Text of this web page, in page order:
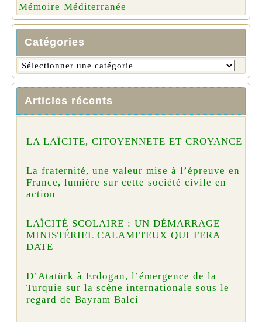
Mémoire Méditerranée
Catégories
Articles récents
LA LAÏCITE, CITOYENNETE ET CROYANCE
La fraternité, une valeur mise à l’épreuve en
France, lumière sur cette société civile en
action
LAÏCITÉ SCOLAIRE : UN DÉMARRAGE
MINISTÉRIEL CALAMITEUX QUI FERA
DATE
D’Atatürk à Erdogan, l’émergence de la
Turquie sur la scène internationale sous le
regard de Bayram Balci